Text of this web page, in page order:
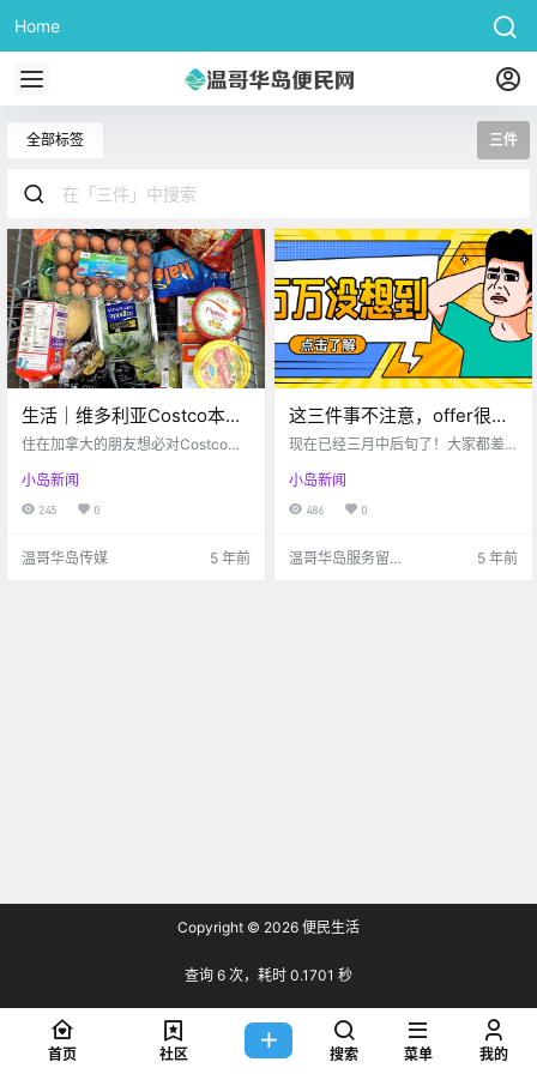
Home
全部标签 三件
生活｜维多利亚Costco本周
超强折扣精选，走过路过不
住在加拿大的朋友想必对Costco不
是有目共睹的。自小编从办了Costc
o的会员卡，就沉迷于逛Costco无法
天。 这篇文章小.
小岛新闻
245 0
温哥华岛传媒 5 年前
这三件事不注意，offer很有
可能被大学收回！
现在已经三月中后旬了！大家都差
学还在等待自己最理想的那个，有
的同学.
小岛新闻
486 0
温哥华岛服务留学
5 年前
Copyright © 2026 便民生活
查询 6 次，耗时 0.1701 秒
首页 社区 搜索 菜单 我的